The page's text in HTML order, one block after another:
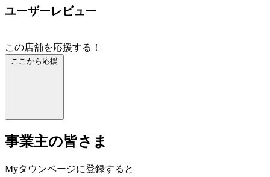
ユーザーレビュー
この店舗を応援する！
ここから応援
事業主の皆さま
Myタウンページに登録すると